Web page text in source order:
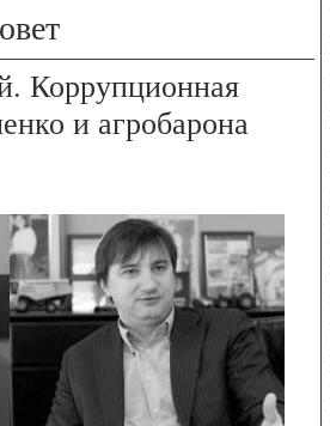
Коррупционная
и агробарона